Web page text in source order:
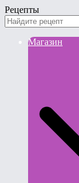
Рецепты
Магазин